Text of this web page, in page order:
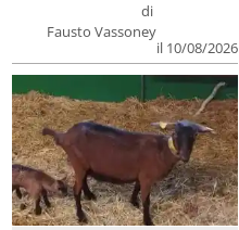
di
Fausto Vassoney
il 10/08/2026